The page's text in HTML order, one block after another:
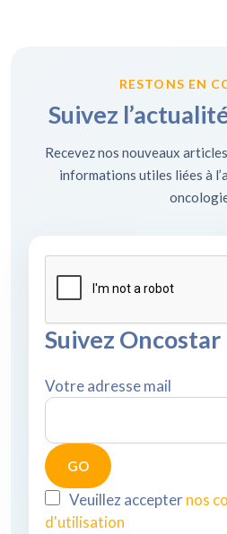
RESTONS EN
Suivez
Recevez nos nouveaux
informations utiles liées à
Suivez Oncostar
Votre adresse mail
Veuillez accepternos
d'utilisation